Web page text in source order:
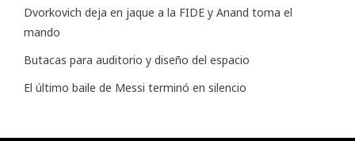
Dvorkovich deja en jaque a la FIDE y Anand toma el
mando
Butacas para auditorio y diseño del espacio
El último baile de Messi terminó en silencio